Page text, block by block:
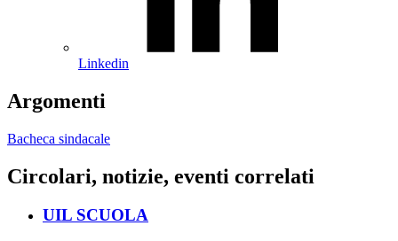
Linkedin
Argomenti
Bacheca sindacale
Circolari, notizie, eventi correlati
UIL SCUOLA